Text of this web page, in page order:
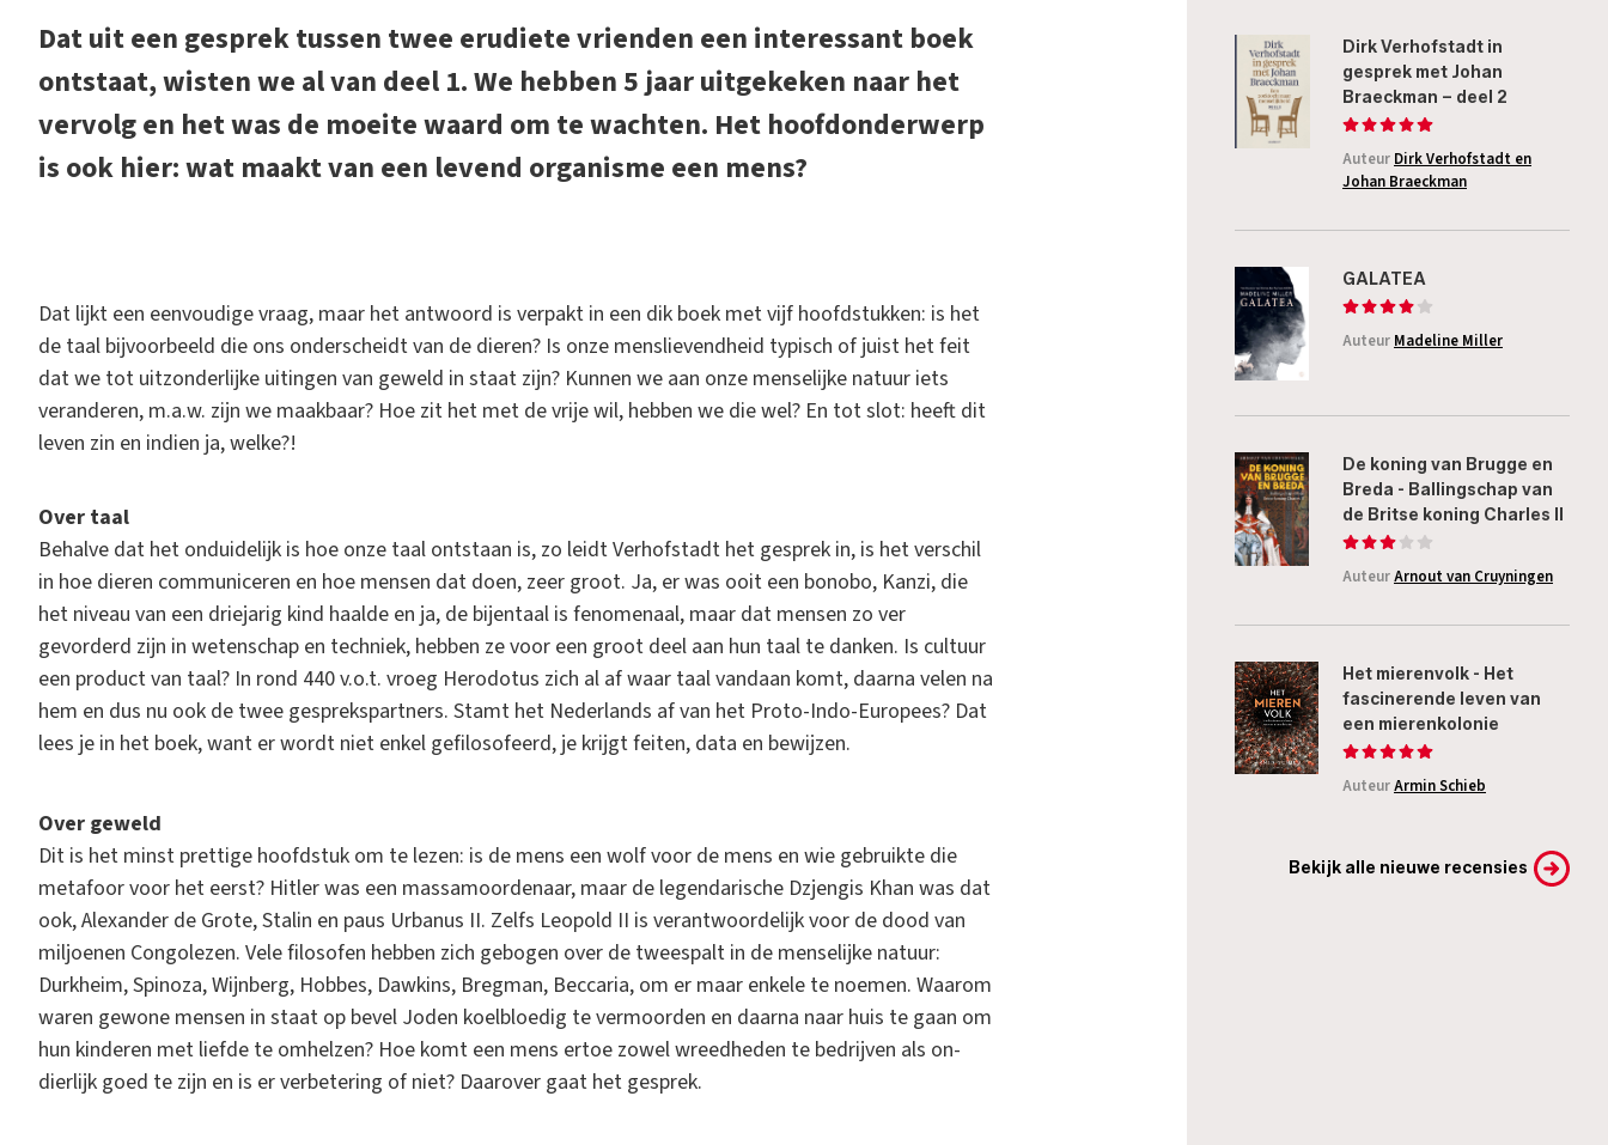
Dat uit een gesprek tussen twee erudiete vrienden een interessant boek
ontstaat, wisten we al van deel 1. We hebben 5 jaar uitgekeken naar het
vervolg en het was de moeite waard om te wachten. Het hoofdonderwerp
is ook hier: wat maakt van een levend organisme een mens?
Dat lijkt een eenvoudige vraag, maar het antwoord is verpakt in een dik boek met vijf hoofdstukken: is het
de taal bijvoorbeeld die ons onderscheidt van de dieren? Is onze menslievendheid typisch of juist het feit
dat we tot uitzonderlijke uitingen van geweld in staat zijn? Kunnen we aan onze menselijke natuur iets
veranderen, m.a.w. zijn we maakbaar? Hoe zit het met de vrije wil, hebben we die wel? En tot slot: heeft dit
leven zin en indien ja, welke?!
Over taal
Behalve dat het onduidelijk is hoe onze taal ontstaan is, zo leidt Verhofstadt het gesprek in, is het verschil
in hoe dieren communiceren en hoe mensen dat doen, zeer groot. Ja, er was ooit een bonobo, Kanzi, die
het niveau van een driejarig kind haalde en ja, de bijentaal is fenomenaal, maar dat mensen zo ver
gevorderd zijn in wetenschap en techniek, hebben ze voor een groot deel aan hun taal te danken. Is cultuur
een product van taal? In rond 440 v.o.t. vroeg Herodotus zich al af waar taal vandaan komt, daarna velen na
hem en dus nu ook de twee gesprekspartners. Stamt het Nederlands af van het Proto-Indo-Europees? Dat
lees je in het boek, want er wordt niet enkel gefilosofeerd, je krijgt feiten, data en bewijzen.
Over geweld
Dit is het minst prettige hoofdstuk om te lezen: is de mens een wolf voor de mens en wie gebruikte die
metafoor voor het eerst? Hitler was een massamoordenaar, maar de legendarische Dzjengis Khan was dat
ook, Alexander de Grote, Stalin en paus Urbanus II. Zelfs Leopold II is verantwoordelijk voor de dood van
miljoenen Congolezen. Vele filosofen hebben zich gebogen over de tweespalt in de menselijke natuur:
Durkheim, Spinoza, Wijnberg, Hobbes, Dawkins, Bregman, Beccaria, om er maar enkele te noemen. Waarom
waren gewone mensen in staat op bevel Joden koelbloedig te vermoorden en daarna naar huis te gaan om
hun kinderen met liefde te omhelzen? Hoe komt een mens ertoe zowel wreedheden te bedrijven als on-
dierlijk goed te zijn en is er verbetering of niet? Daarover gaat het gesprek.
Dirk Verhofstadt in
gesprek met Johan
Braeckman – deel 2
Auteur Dirk Verhofstadt en
Johan Braeckman
GALATEA
Auteur Madeline Miller
De koning van Brugge en
Breda - Ballingschap van
de Britse koning Charles II
AuteurArnout van Cruyningen
Het mierenvolk - Het
fascinerende leven van
een mierenkolonie
AuteurArmin Schieb
Bekijk alle nieuwe recensies